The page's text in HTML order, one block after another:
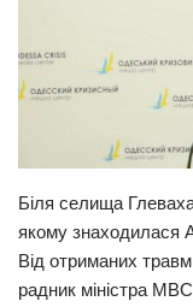
Світ
Технології
Історії
Рецепти
Біля селища
якому знаходилася
Від отриманих
радник міністра